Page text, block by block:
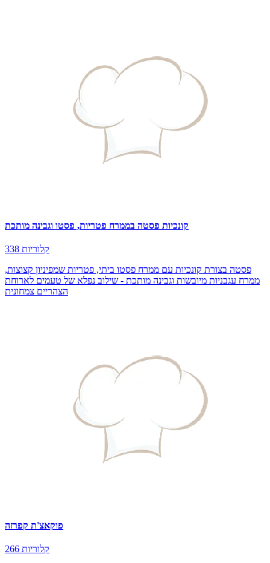
קונכיות פסטה בממרח פטריות, פסטו וגבינה מותכת
338 קלוריות
פסטה בצורת קונכיות עם ממרח פסטו ביתי, פטריות שמפיניון קצוצות,
ממרח עגבניות מיובשות וגבינה מותכת - שילוב נפלא של טעמים לארוחת
הצהריים צמחונית
פוקאצ'ת קפרזה
266 קלוריות